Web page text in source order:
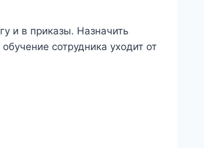
и в приказы. Назначить
сотрудника уходит от